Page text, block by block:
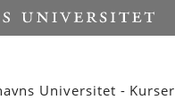
Universitet - Kurser